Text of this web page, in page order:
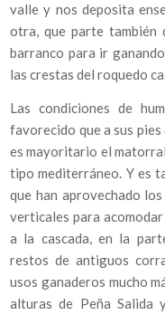
valle y nos deposita
otra, que parte
barranco para ir
las crestas del roquedo
Las condiciones de
favorecido que a sus pies
es mayoritario el
tipo mediterráneo. Y es
que han aprovechado
verticales para
a la cascada, en la
restos de antiguos
usos ganaderos mucho
alturas de Peña Salida